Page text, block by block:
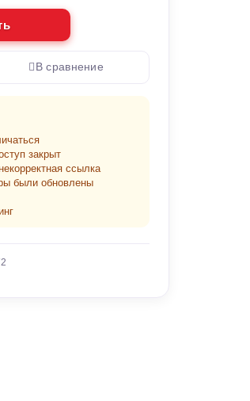
В сравнение
закрыт
ссылка
были обновлены